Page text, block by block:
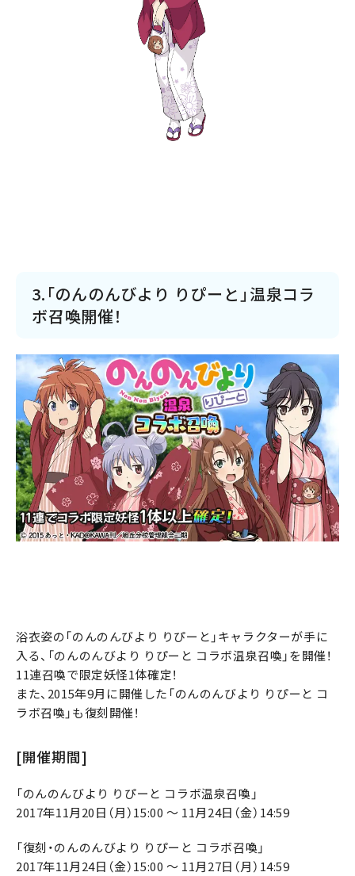
3.「のんのんびより りぴーと」温泉コラ
ボ召喚開催！
浴衣姿の「のんのんびより りぴーと」キャラクターが手に
入る、「のんのんびより りぴーと コラボ温泉召喚」を開催！
11連召喚で限定妖怪1体確定！
また、2015年9月に開催した「のんのんびより りぴーと コ
ラボ召喚」も復刻開催！
[開催期間]
「のんのんびより りぴーと コラボ温泉召喚」
2017年11月20日（月）15:00 ～ 11月24日（金）14:59
「復刻・のんのんびより りぴーと コラボ召喚」
2017年11月24日（金）15:00 ～ 11月27日（月）14:59